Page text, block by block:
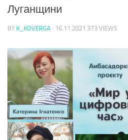
Луганщини
BY K_KOVERGA · 16.11.2021 373 VIEWS